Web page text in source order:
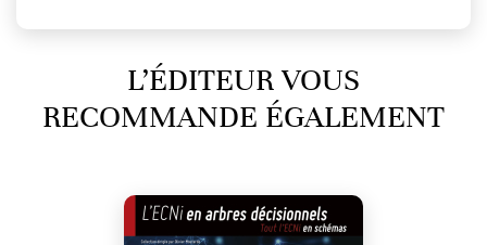
L’ÉDITEUR VOUS
RECOMMANDE ÉGALEMENT